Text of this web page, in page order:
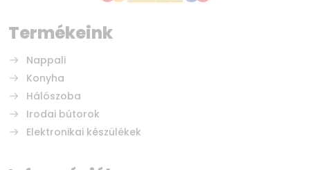
Termékeink
Nappali
Konyha
Hálószoba
Irodai bútorok
Elektronikai készülékek